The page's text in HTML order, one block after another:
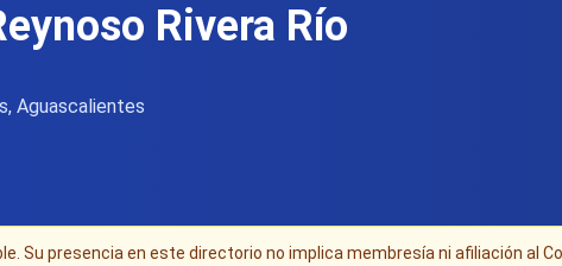
Rivera Río
Aguascalientes
Su presencia en este directorio no implica membresía ni afiliación al